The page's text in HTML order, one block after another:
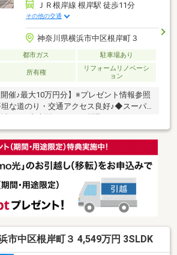
ＪＲ根岸線 根岸駅 徒歩11分
その他の交通
神奈川県横浜市中区根岸町３
都市ガス 駐車場あり
所有権
リフォームリノベーシ
ョン
開催♪最大10万円分】※プレゼント情報参照
な道のり・交通アクセス良好♪◆スーパ
広々9.1ｍにつき開放感満載・通風良好♪◆
当たり良好・開放感有♪◆寝室7帖ウォーク
戸5帖有り、全居室収納付き・収納豊富
脇には収納倉庫有り♪◆築浅物件につき最
市中区根岸町３ 4,549万円 3SLDK